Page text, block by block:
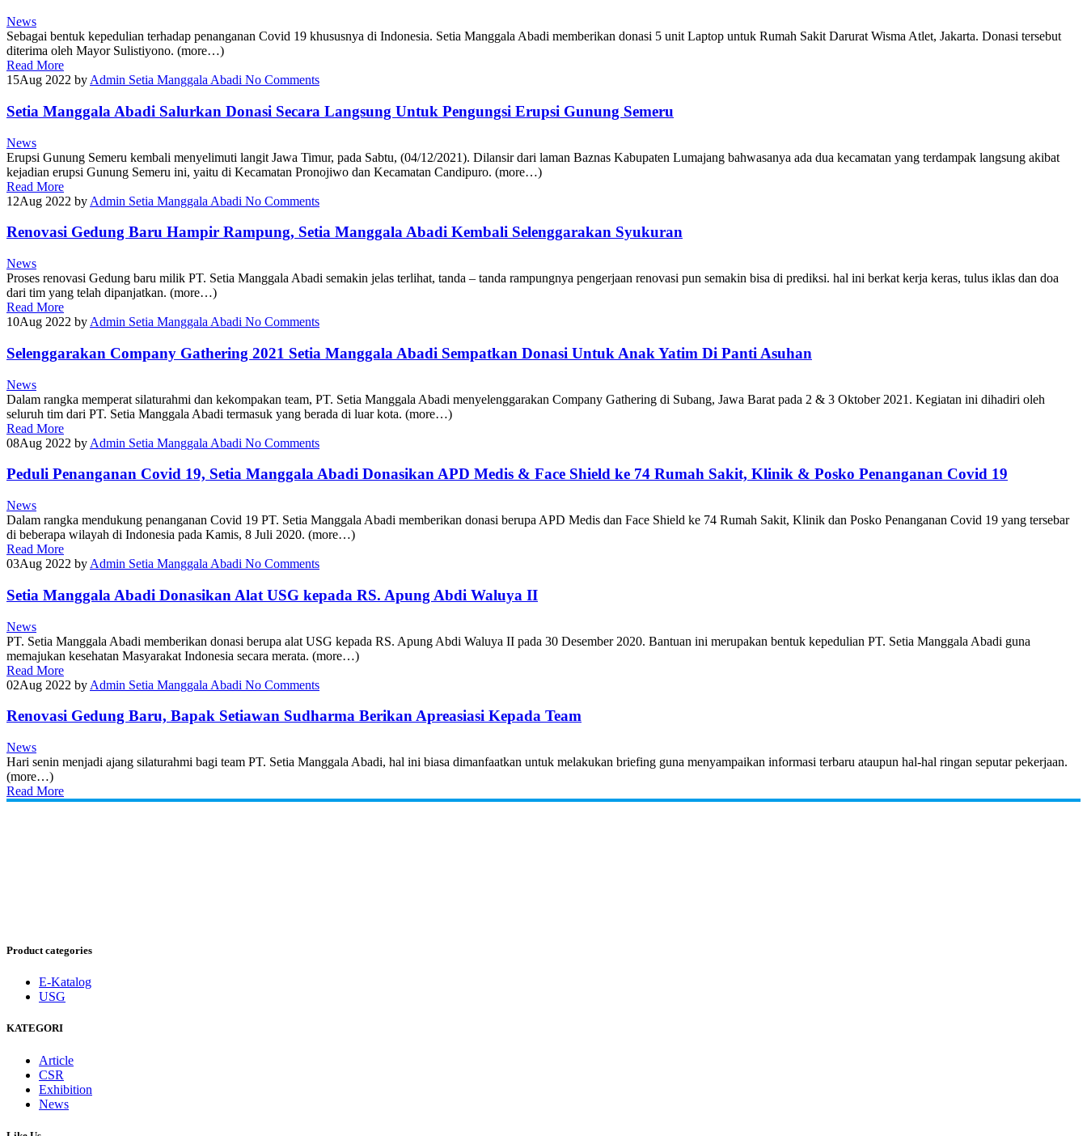
News
Sebagai bentuk kepedulian terhadap penanganan Covid 19 khususnya di Indonesia. Setia Manggala Abadi memberikan donasi 5 unit Laptop untuk Rumah Sakit Darurat Wisma Atlet, Jakarta. Donasi tersebut
diterima oleh Mayor Sulistiyono. (more…)
Read More
15Aug 2022 by Admin Setia Manggala Abadi No Comments
Setia Manggala Abadi Salurkan Donasi Secara Langsung Untuk Pengungsi Erupsi Gunung Semeru
News
Erupsi Gunung Semeru kembali menyelimuti langit Jawa Timur, pada Sabtu, (04/12/2021). Dilansir dari laman Baznas Kabupaten Lumajang bahwasanya ada dua kecamatan yang terdampak langsung akibat
kejadian erupsi Gunung Semeru ini, yaitu di Kecamatan Pronojiwo dan Kecamatan Candipuro. (more…)
Read More
12Aug 2022 by Admin Setia Manggala Abadi No Comments
Renovasi Gedung Baru Hampir Rampung, Setia Manggala Abadi Kembali Selenggarakan Syukuran
News
Proses renovasi Gedung baru milik PT. Setia Manggala Abadi semakin jelas terlihat, tanda – tanda rampungnya pengerjaan renovasi pun semakin bisa di prediksi. hal ini berkat kerja keras, tulus iklas dan doa
dari tim yang telah dipanjatkan. (more…)
Read More
10Aug 2022 by Admin Setia Manggala Abadi No Comments
Selenggarakan Company Gathering 2021 Setia Manggala Abadi Sempatkan Donasi Untuk Anak Yatim Di Panti Asuhan
News
Dalam rangka memperat silaturahmi dan kekompakan team, PT. Setia Manggala Abadi menyelenggarakan Company Gathering di Subang, Jawa Barat pada 2 & 3 Oktober 2021. Kegiatan ini dihadiri oleh
seluruh tim dari PT. Setia Manggala Abadi termasuk yang berada di luar kota. (more…)
Read More
08Aug 2022 by Admin Setia Manggala Abadi No Comments
Peduli Penanganan Covid 19, Setia Manggala Abadi Donasikan APD Medis & Face Shield ke 74 Rumah Sakit, Klinik & Posko Penanganan Covid 19
News
Dalam rangka mendukung penanganan Covid 19 PT. Setia Manggala Abadi memberikan donasi berupa APD Medis dan Face Shield ke 74 Rumah Sakit, Klinik dan Posko Penanganan Covid 19 yang tersebar
di beberapa wilayah di Indonesia pada Kamis, 8 Juli 2020. (more…)
Read More
03Aug 2022 by Admin Setia Manggala Abadi No Comments
Setia Manggala Abadi Donasikan Alat USG kepada RS. Apung Abdi Waluya II
News
PT. Setia Manggala Abadi memberikan donasi berupa alat USG kepada RS. Apung Abdi Waluya II pada 30 Desember 2020. Bantuan ini merupakan bentuk kepedulian PT. Setia Manggala Abadi guna
memajukan kesehatan Masyarakat Indonesia secara merata. (more…)
Read More
02Aug 2022 by Admin Setia Manggala Abadi No Comments
Renovasi Gedung Baru, Bapak Setiawan Sudharma Berikan Apreasiasi Kepada Team
News
Hari senin menjadi ajang silaturahmi bagi team PT. Setia Manggala Abadi, hal ini biasa dimanfaatkan untuk melakukan briefing guna menyampaikan informasi terbaru ataupun hal-hal ringan seputar pekerjaan.
(more…)
Read More
Product categories
E-Katalog
USG
KATEGORI
Article
CSR
Exhibition
News